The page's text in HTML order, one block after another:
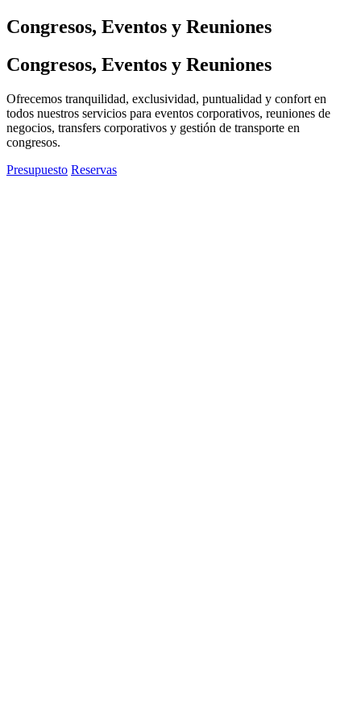
Congresos, Eventos y Reuniones
Congresos, Eventos y Reuniones
Ofrecemos tranquilidad, exclusividad, puntualidad y confort en
todos nuestros servicios para eventos corporativos, reuniones de
negocios, transfers corporativos y gestión de transporte en
congresos.
Presupuesto Reservas